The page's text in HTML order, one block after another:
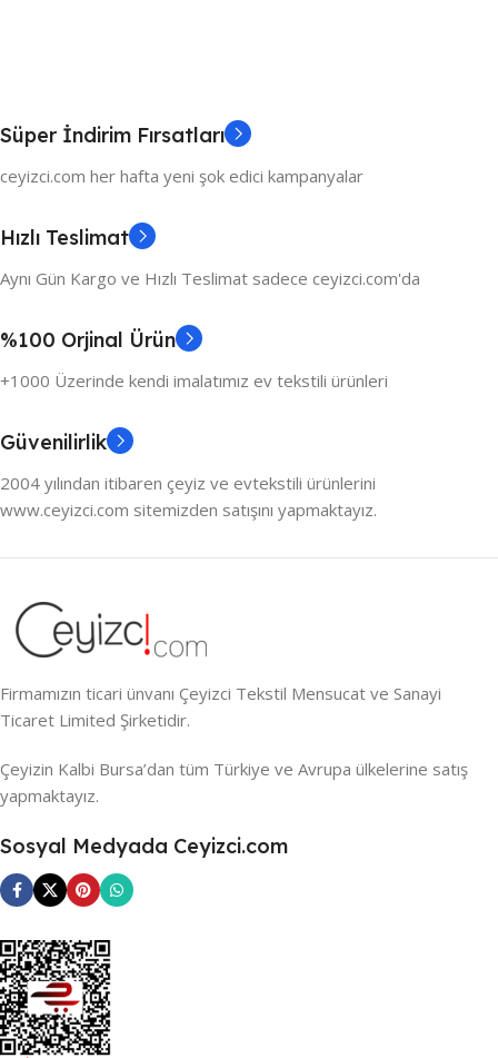
Süper İndirim Fırsatları
ceyizci.com her hafta yeni şok edici kampanyalar
Hızlı Teslimat
Aynı Gün Kargo ve Hızlı Teslimat sadece ceyizci.com'da
%100 Orjinal Ürün
+1000 Üzerinde kendi imalatımız ev tekstili ürünleri
Güvenilirlik
2004 yılından itibaren çeyiz ve evtekstili ürünlerini
www.ceyizci.com sitemizden satışını yapmaktayız.
Firmamızın ticari ünvanı Çeyizci Tekstil Mensucat ve Sanayi
Ticaret Limited Şirketidir.
Çeyizin Kalbi Bursa’dan tüm Türkiye ve Avrupa ülkelerine satış
yapmaktayız.
Sosyal Medyada Ceyizci.com